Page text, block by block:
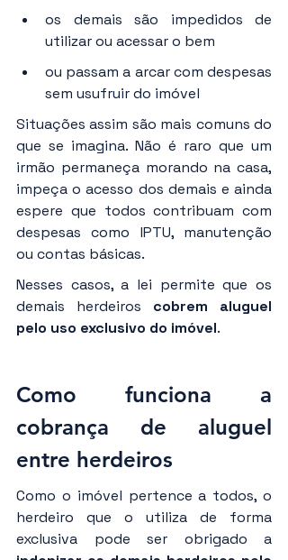
os demais são impedidos de
utilizar ou acessar o bem
ou passam a arcar com despesas
sem usufruir do imóvel
Situações assim são mais comuns do
que se imagina. Não é raro que um
irmão permaneça morando na casa,
impeça o acesso dos demais e ainda
espere que todos contribuam com
despesas como IPTU, manutenção
ou contas básicas.
Nesses casos, a lei permite que os
demais herdeiros cobrem aluguel
pelo uso exclusivo do imóvel.
Como funciona a
cobrança de aluguel
entre herdeiros
Como o imóvel pertence a todos, o
herdeiro que o utiliza de forma